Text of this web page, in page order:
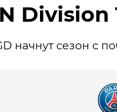
Division
начнут сезон с